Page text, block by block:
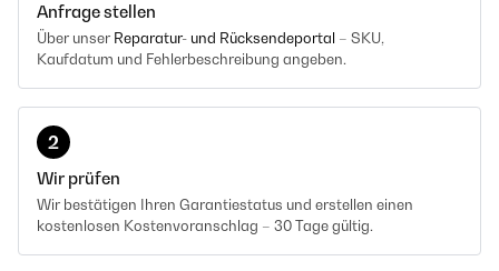
Anfrage stellen
Über unser Reparatur- und Rücksendeportal – SKU,
Kaufdatum und Fehlerbeschreibung angeben.
2
Wir prüfen
Wir bestätigen Ihren Garantiestatus und erstellen einen
kostenlosen Kostenvoranschlag – 30 Tage gültig.